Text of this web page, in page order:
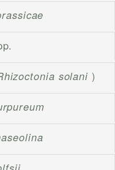
solani )